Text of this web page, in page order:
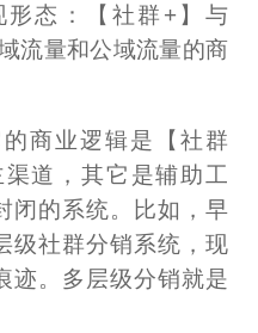
态：【社群+】与
流量和公域流量的商
商业逻辑是【社群
道，其它是辅助工
闭的系统。比如，早
级社群分销系统，现
迹。多层级分销就是